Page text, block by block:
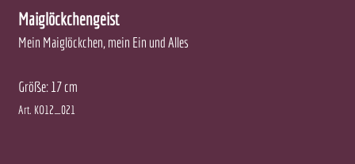
Maiglöckchengeist
Mein Maiglöckchen, mein Ein und Alles
Größe: 17 cm
Art. KO12_021